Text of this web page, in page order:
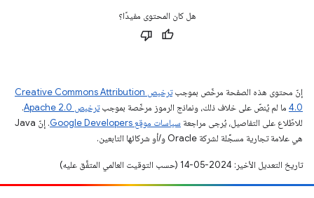
هل كان المحتوى مفيدًا؟
إنّ محتوى هذه الصفحة مرخّص بموجب
ترخيص Creative Commons Attribution
4.0‏ ما لم يُنصّ على خلاف ذلك، ونماذج الرموز مرخّصة بموجبترخيص Apache 2.0‏
.
للاطّلاع على التفاصيل، يُرجى مراجعة سياسات موقع Google Developers‏
. إنّ Java
هي علامة تجارية مسجَّلة لشركة Oracle و/أو شركائها التابعين.
تاريخ التعديل الأخير: 2024-05-14 (حسب التوقيت العالمي المتفَّق عليه)